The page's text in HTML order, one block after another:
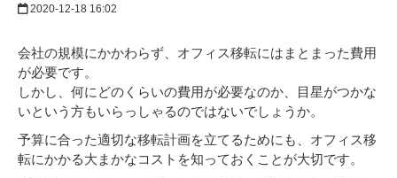
2020-12-18 16:02
会社の規模にかかわらず、オフィス移転にはまとまった費用
が必要です。
しかし、何にどのくらいの費用が必要なのか、目星がつかな
いという方もいらっしゃるのではないでしょうか。
予算に合った適切な移転計画を立てるためにも、オフィス移
転にかかる大まかなコストを知っておくことが大切です。